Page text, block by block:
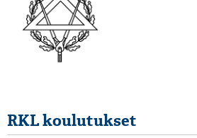
RKL koulutukset